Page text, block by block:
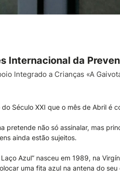
Internacional da
Integrado a Crianças «A
do Século XXI que o mês de Abril é
pretende não só assinalar, mas
ainda estão sujeitos.
Laço Azul” nasceu em 1989, na
uma fita azul na antena do